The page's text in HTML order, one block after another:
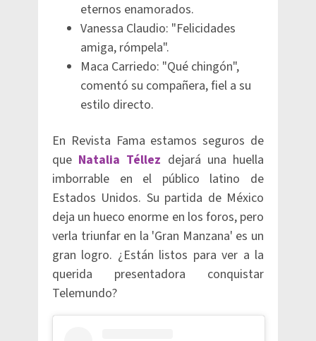
eternos enamorados.
Vanessa Claudio: "Felicidades
amiga, rómpela".
Maca Carriedo: "Qué chingón",
comentó su compañera, fiel a su
estilo directo.
En Revista Fama estamos seguros de
que Natalia Téllez dejará una huella
imborrable en el público latino de
Estados Unidos. Su partida de México
deja un hueco enorme en los foros, pero
verla triunfar en la 'Gran Manzana' es un
gran logro. ¿Están listos para ver a la
querida presentadora conquistar
Telemundo?